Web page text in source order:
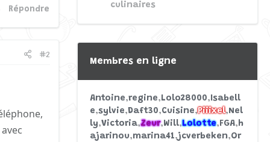
Répondre
#2
culinaires
Membres en ligne
Antoine regine Lolo28000 Isabell
e sylvie Daft30 Cuisine Piiixel Nel
ly Victoria Zeur Will Lolotte FGA h
ajarinou marina41 jcverbeken Or